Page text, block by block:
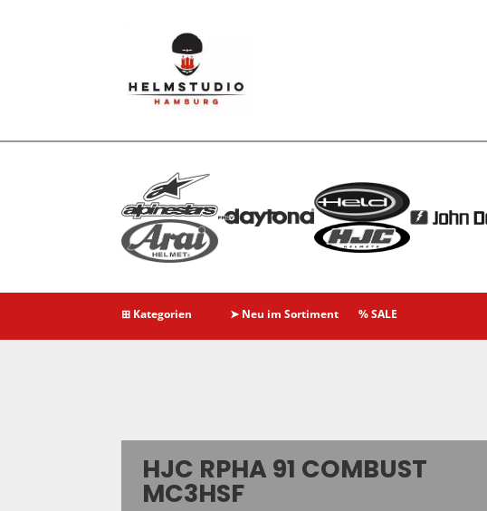
⊞ Kategorien ➤ Neu im Sortiment % SALE
HJC RPHA 91 COMBUST
MC3HSF